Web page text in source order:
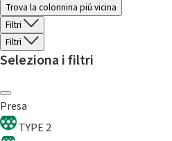
Trova la colonnina piú vicina
Filtri
Filtri
Seleziona i filtri
Presa
TYPE 2